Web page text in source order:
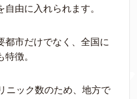
由に入れられます。
都市だけでなく、全国に
徴。
ニック数のため、地方で